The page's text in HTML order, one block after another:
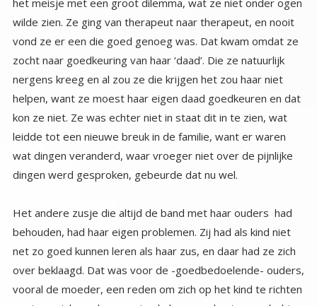
dingen werd gesproken, gebeurde dat nu wel.
Het andere zusje die altijd de band met haar ouders had
behouden, had haar eigen problemen. Zij had als kind niet
net zo goed kunnen leren als haar zus, en daar had ze zich
over beklaagd. Dat was voor de -goedbedoelende- ouders,
vooral de moeder, een reden om zich op het kind te richten
met voortdurend aanwezige hulp en veel extra aandacht
en lessen. Want het kind mocht zich absoluut niet minder
voelen dan de ander. Dus elke dag na school werd ze
geholpen met huiswerk. Maar waarschijnlijk waren er ook
wel dagen dat het de moeder niet uitkwam en dat er geen
hulp werd geboden. Maar omdat ze inmiddels afhankelijk
was geworden van de constante stroom van aandacht als
ze thuis kwam uit school; vond het meisje een manier om
toch zoveel mogelijk hulp te krijgen. Als ze zuchtend en
huilend thuiskwam omdat ze de lesstof zo moeilijk vond,
kon haar moeder niet weigeren. Bij elke zucht en klacht
kwam er hulp en troost van mama en achteraf van papa. Er
werd -onbewust en met de beste bedoelingen- een
slachtoffer gecreëerd door de ouders en kind. Het kind
had ook kunnen leren dat ze veel problemen zelf kon
oplossen, en dat niet iedereen professor hoeft te worden.
En ze had aandacht kunnen krijgen voor andere dingen.
Maar nee ze werd keer op keer bevestigd in haar rol. Tot